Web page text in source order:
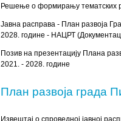
Решење о формирању тематских
Јавна расправа - План развоја
2028. године - НАЦРТ
Позив на презентацију Плана
2021. - 2028. године
План развоја града
Извештај о спроведној јавној